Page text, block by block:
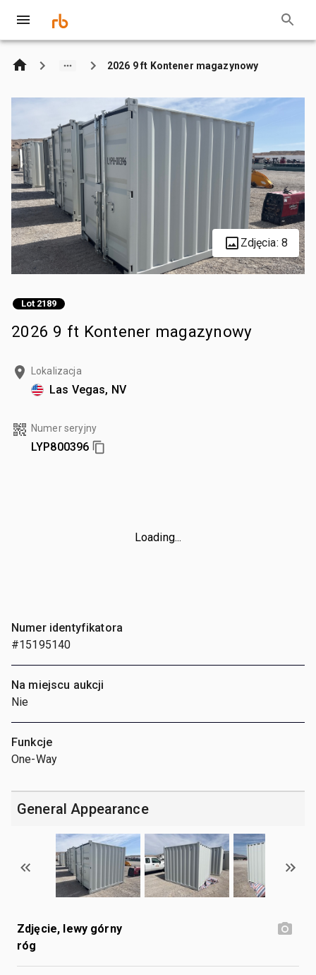
2026 9 ft Kontener magazynowy
Zdjęcia: 8
Lot 2189
2026 9 ft Kontener magazynowy
Lokalizacja
Las Vegas, NV
Numer seryjny
LYP800396
Loading...
Numer identyfikatora
#15195140
Na miejscu aukcji
Nie
Funkcje
One-Way
General Appearance
Zdjęcie, lewy górny
róg